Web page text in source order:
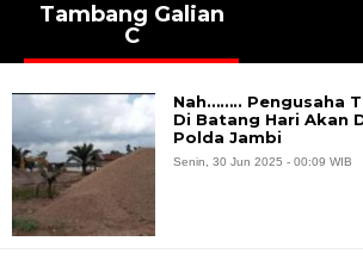
Tambang Galian
C
Nah…….. Pengusaha
Di Batang Hari Akan
Polda Jambi
Senin, 30 Jun 2025 - 00:09 WIB